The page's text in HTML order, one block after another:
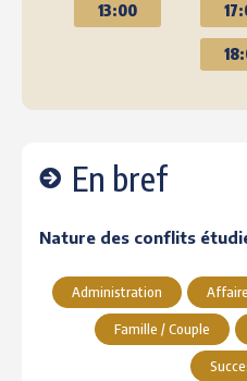
13:00
En bref
Nature des conflits
Administration
Famille / Couple